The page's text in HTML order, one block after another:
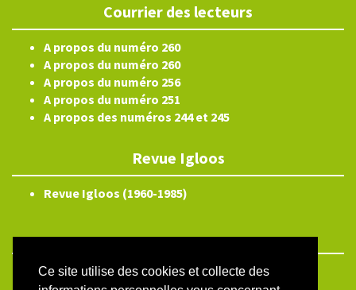
Ce site utilise des cookies et collecte des
Courrier des lecteurs
A propos du numéro 260
A propos du numéro 260
A propos du numéro 256
A propos du numéro 251
A propos des numéros 244 et 245
Revue Igloos
Revue Igloos (1960-1985)
ISSN électronique 2804-3359